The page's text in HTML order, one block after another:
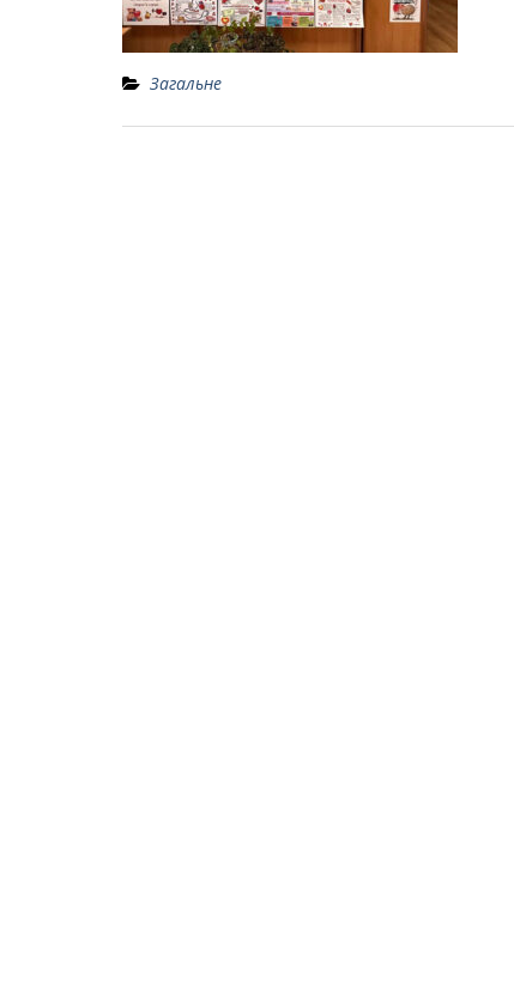
Загальне